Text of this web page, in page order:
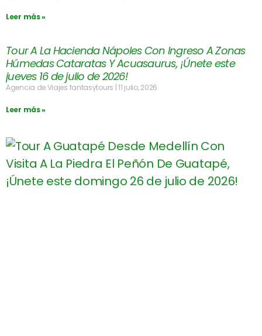
Leer más »
Tour A La Hacienda Nápoles Con Ingreso A Zonas
Húmedas Cataratas Y Acuasaurus, ¡Únete este
jueves 16 de julio de 2026!
Agencia de Viajes fantasytours 11 julio, 2026
Leer más »